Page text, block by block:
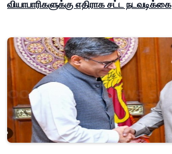
வியாபாரிகளுக்கு எதிராக சட்ட நடவடிக்கை